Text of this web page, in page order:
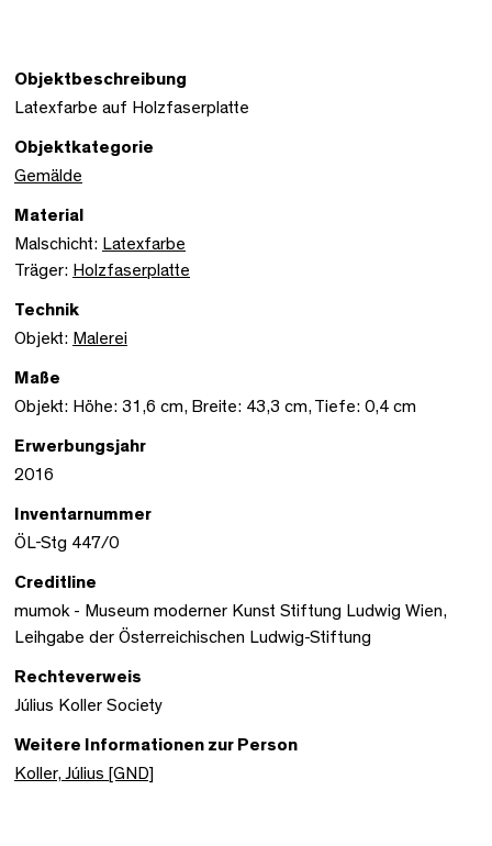
Objektbeschreibung
Latexfarbe auf Holzfaserplatte
Objektkategorie
Gemälde
Material
Malschicht: Latexfarbe
Träger: Holzfaserplatte
Technik
Objekt: Malerei
Maße
Objekt: Höhe: 31,6 cm, Breite: 43,3 cm, Tiefe: 0,4 cm
Erwerbungsjahr
2016
Inventarnummer
ÖL-Stg 447/0
Creditline
mumok - Museum moderner Kunst Stiftung Ludwig Wien,
Leihgabe der Österreichischen Ludwig-Stiftung
Rechteverweis
Július Koller Society
Weitere Informationen zur Person
Koller, Július [GND]